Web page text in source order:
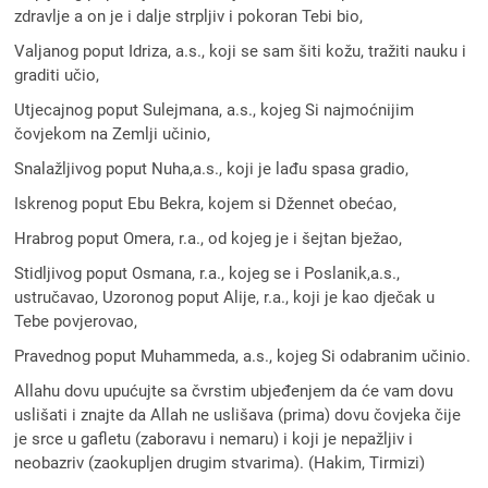
zdravlje a on je i dalje strpljiv i pokoran Tebi bio,
Valjanog poput Idriza, a.s., koji se sam šiti kožu, tražiti nauku i
graditi učio,
Utjecajnog poput Sulejmana, a.s., kojeg Si najmoćnijim
čovjekom na Zemlji učinio,
Snalažljivog poput Nuha,a.s., koji je lađu spasa gradio,
Iskrenog poput Ebu Bekra, kojem si Džennet obećao,
Hrabrog poput Omera, r.a., od kojeg je i šejtan bježao,
Stidljivog poput Osmana, r.a., kojeg se i Poslanik,a.s.,
ustručavao, Uzoronog poput Alije, r.a., koji je kao dječak u
Tebe povjerovao,
Pravednog poput Muhammeda, a.s., kojeg Si odabranim učinio.
Allahu dovu upućujte sa čvrstim ubjeđenjem da će vam dovu
uslišati i znajte da Allah ne uslišava (prima) dovu čovjeka čije
je srce u gafletu (zaboravu i nemaru) i koji je nepažljiv i
neobazriv (zaokupljen drugim stvarima). (Hakim, Tirmizi)